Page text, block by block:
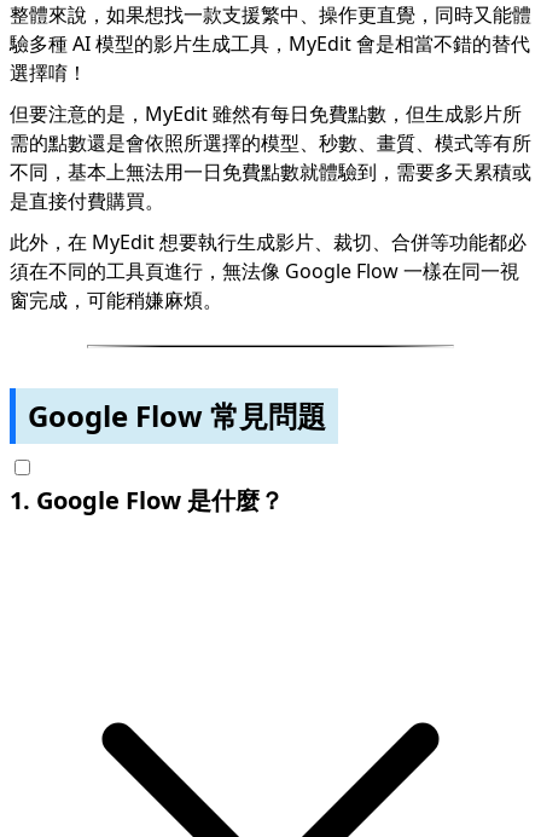
整體來說，如果想找一款支援繁中、操作更直覺，同時又能體
驗多種 AI 模型的影片生成工具，MyEdit 會是相當不錯的替代
選擇唷！
但要注意的是，MyEdit 雖然有每日免費點數，但生成影片所
需的點數還是會依照所選擇的模型、秒數、畫質、模式等有所
不同，基本上無法用一日免費點數就體驗到，需要多天累積或
是直接付費購買。
此外，在 MyEdit 想要執行生成影片、裁切、合併等功能都必
須在不同的工具頁進行，無法像 Google Flow 一樣在同一視
窗完成，可能稍嫌麻煩。
Google Flow 常見問題
1. Google Flow 是什麼？